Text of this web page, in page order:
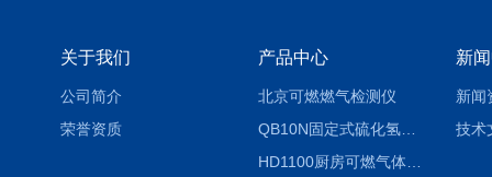
关于我们
公司简介
荣誉资质
产品中心
北京可燃燃气检测仪
QB10N固定式硫化氢气体检测仪H2S气体泄漏探头
HD1100厨房可燃气体泄漏浓度探测器天然气检测仪
新
新闻
技术